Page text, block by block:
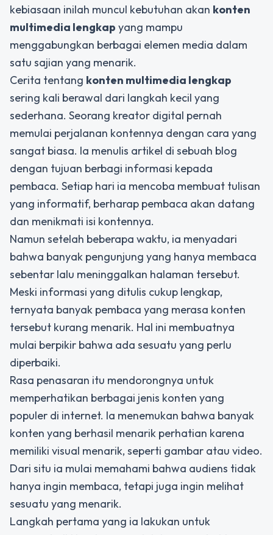
kebiasaan inilah muncul kebutuhan akan konten
multimedia lengkap yang mampu
menggabungkan berbagai elemen media dalam
satu sajian yang menarik.
Cerita tentang konten multimedia lengkap
sering kali berawal dari langkah kecil yang
sederhana. Seorang kreator digital pernah
memulai perjalanan kontennya dengan cara yang
sangat biasa. Ia menulis artikel di sebuah blog
dengan tujuan berbagi informasi kepada
pembaca. Setiap hari ia mencoba membuat tulisan
yang informatif, berharap pembaca akan datang
dan menikmati isi kontennya.
Namun setelah beberapa waktu, ia menyadari
bahwa banyak pengunjung yang hanya membaca
sebentar lalu meninggalkan halaman tersebut.
Meski informasi yang ditulis cukup lengkap,
ternyata banyak pembaca yang merasa konten
tersebut kurang menarik. Hal ini membuatnya
mulai berpikir bahwa ada sesuatu yang perlu
diperbaiki.
Rasa penasaran itu mendorongnya untuk
memperhatikan berbagai jenis konten yang
populer di internet. Ia menemukan bahwa banyak
konten yang berhasil menarik perhatian karena
memiliki visual menarik, seperti gambar atau video.
Dari situ ia mulai memahami bahwa audiens tidak
hanya ingin membaca, tetapi juga ingin melihat
sesuatu yang menarik.
Langkah pertama yang ia lakukan untuk